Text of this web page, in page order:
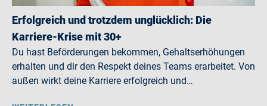
Erfolgreich und trotzdem unglücklich: Die
Karriere-Krise mit 30+
Du hast Beförderungen bekommen, Gehaltserhöhungen
erhalten und dir den Respekt deines Teams erarbeitet. Von
außen wirkt deine Karriere erfolgreich und…